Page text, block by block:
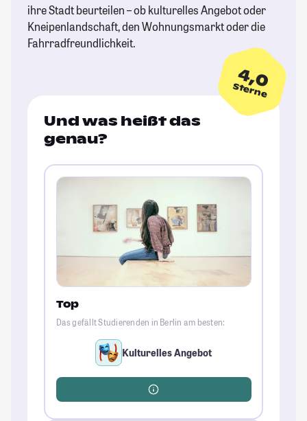
ihre Stadt beurteilen – ob kulturelles Angebot oder
Kneipenlandschaft, den Wohnungsmarkt oder die
Fahrradfreundlichkeit.
4,0
Sterne
Und was heißt das
genau?
Top
Das gefällt Studierenden in Berlin am besten:
Kulturelles Angebot